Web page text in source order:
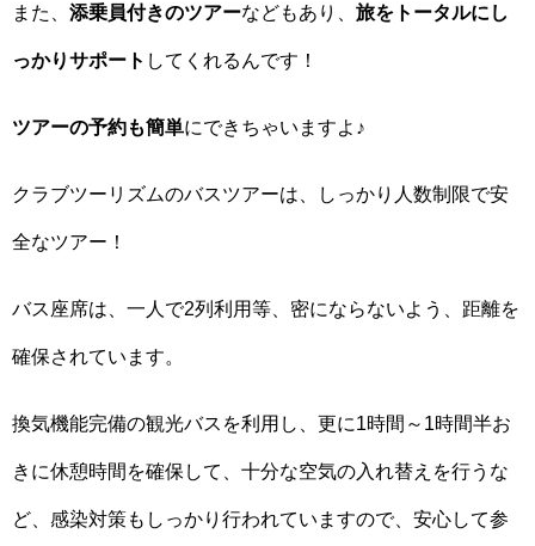
また、 添乗員付きのツアーなどもあり、 旅をトータルにし
っかりサポート してくれるんです！
ツアーの予約も簡単にできちゃいますよ♪
クラブツーリズムのバスツアーは、しっかり人数制限で安
全なツアー！
バス座席は、一人で2列利用等、密にならないよう、距離を
確保されています。
換気機能完備の観光バスを利用し、更に1時間～1時間半お
きに休憩時間を確保して、十分な空気の入れ替えを行うな
ど、感染対策もしっかり行われていますので、安心して参